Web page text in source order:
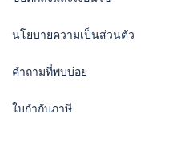
นโยบายความเป็นส่วนตัว
คำถามที่พบบ่อย
ใบกำกับภาษี